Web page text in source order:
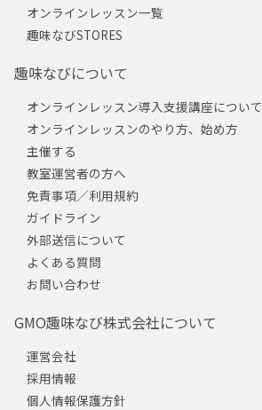
オンラインレッスン一覧
趣味なびSTORES
趣味なびについて
オンラインレッスン導入支援講座について
オンラインレッスンのやり方、始め方
主催する
教室運営者の方へ
免責事項／利用規約
ガイドライン
外部送信について
よくある質問
お問い合わせ
GMO趣味なび株式会社について
運営会社
採用情報
個人情報保護方針